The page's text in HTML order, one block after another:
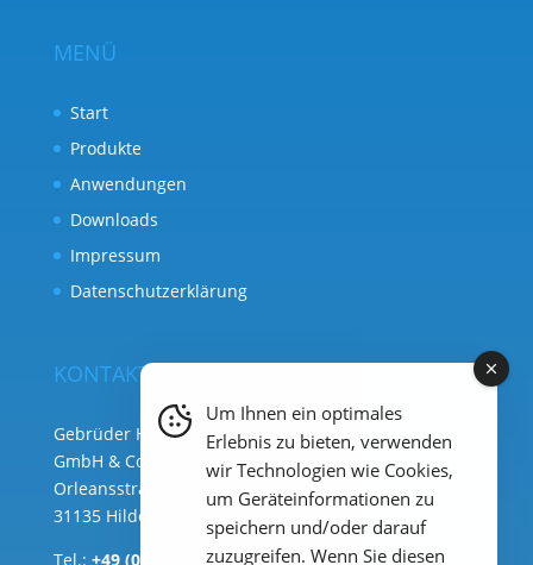
MENÜ
Start
Produkte
Anwendungen
Downloads
Impressum
Datenschutzerklärung
KONTAKT
Gebrüder Heyl Analysentechnik
GmbH & Co. KG ( Hauptsitz )
Orleansstraße 75b
31135 Hildesheim
Tel.: +49 (0) 51 21 289 33 – 0
Um Ihnen ein optimales
Erlebnis zu bieten, verwenden
wir Technologien wie Cookies,
um Geräteinformationen zu
speichern und/oder darauf
zuzugreifen. Wenn Sie diesen